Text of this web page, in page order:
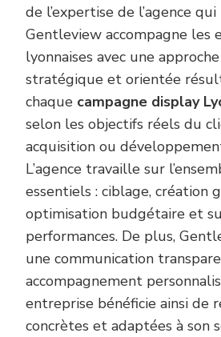
de l’expertise de l’agence
Gentleview accompagne les
lyonnaises avec une
stratégique et orientée
chaque campagne display
selon les objectifs réels du
acquisition ou
L’agence travaille sur
essentiels : ciblage, création
optimisation budgétaire et
performances. De plus,
une communication
accompagnement
entreprise bénéficie ainsi de
concrètes et adaptées à son